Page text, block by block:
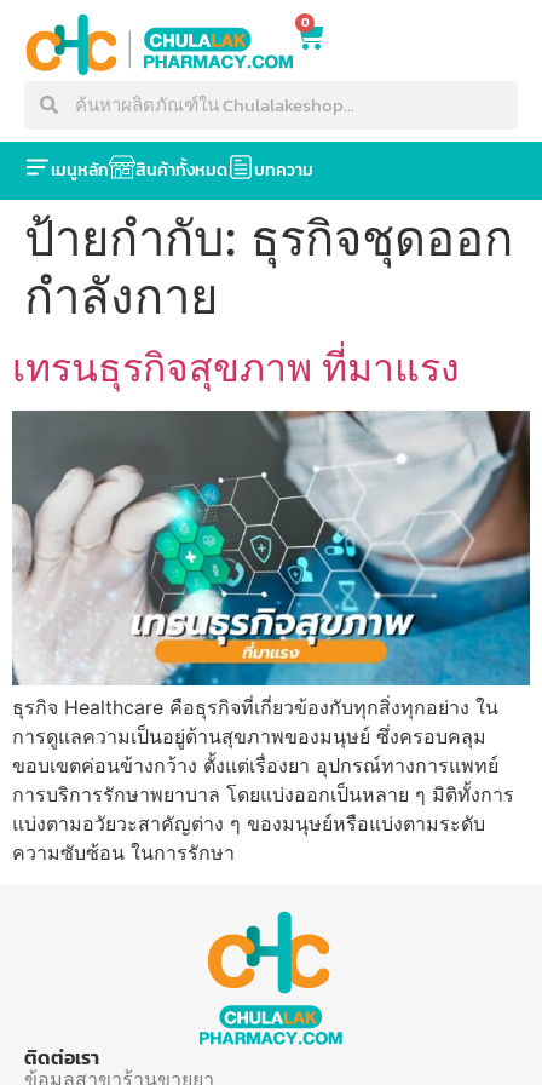
0
เมนูหลัก สินค้าทั้งหมด บทความ
ป้ายกำกับ: ธุรกิจชุดออก
กำลังกาย
เทรนธุรกิจสุขภาพ ที่มาแรง
ธุรกิจ Healthcare คือธุรกิจที่เกี่ยวข้องกับทุกสิ่งทุกอย่าง ใน
การดูแลความเป็นอยู่ด้านสุขภาพของมนุษย์ ซึ่งครอบคลุม
ขอบเขตค่อนข้างกว้าง ตั้งแต่เรื่องยา อุปกรณ์ทางการแพทย์
การบริการรักษาพยาบาล โดยแบ่งออกเป็นหลาย ๆ มิติทั้งการ
แบ่งตามอวัยวะสาคัญต่าง ๆ ของมนุษย์หรือแบ่งตามระดับ
ความซับซ้อน ในการรักษา
ติดต่อเรา
ข้อมูลสาขาร้านขายยา